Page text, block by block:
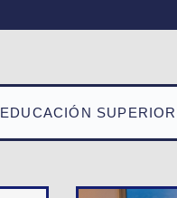
EDUCACIÓN SUPERIOR